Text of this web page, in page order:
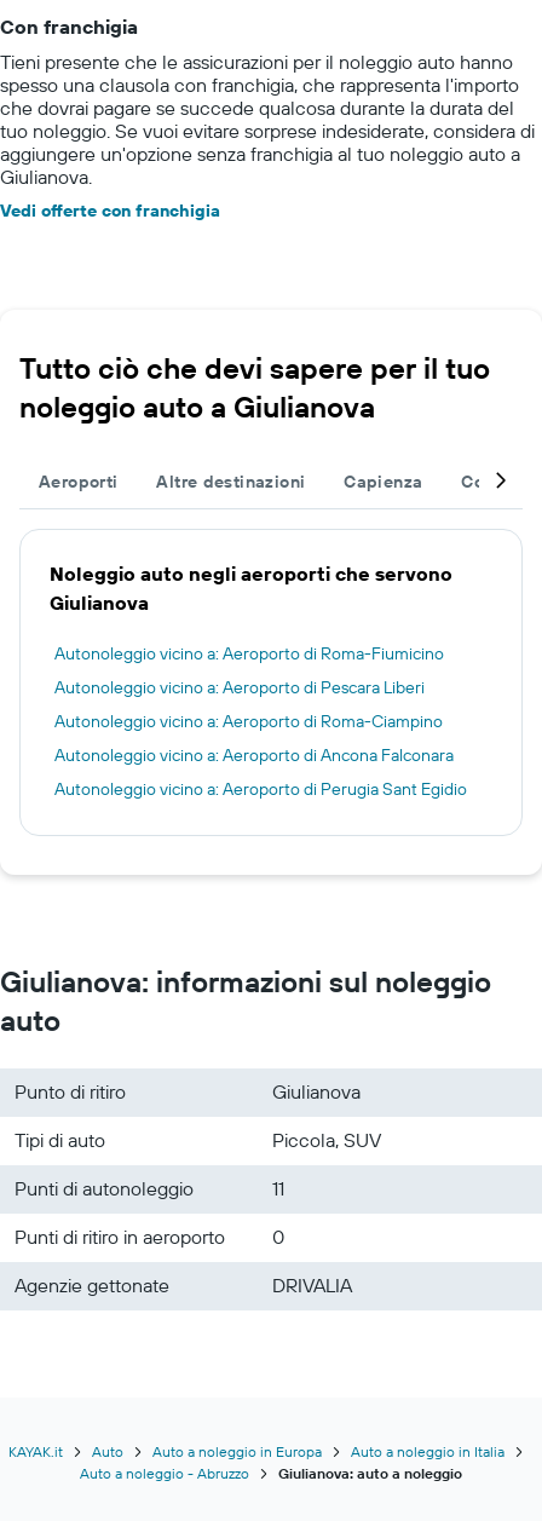
Con franchigia
Tieni presente che le assicurazioni per il noleggio auto hanno
spesso una clausola con franchigia, che rappresenta l'importo
che dovrai pagare se succede qualcosa durante la durata del
tuo noleggio. Se vuoi evitare sorprese indesiderate, considera di
aggiungere un'opzione senza franchigia al tuo noleggio auto a
Giulianova.
Vedi offerte con franchigia
Tutto ciò che devi sapere per il tuo
noleggio auto a Giulianova
Aeroporti Altre destinazioni Capienza
Noleggio auto negli aeroporti che servono
Giulianova
Autonoleggio vicino a: Aeroporto di Roma-Fiumicino
Autonoleggio vicino a: Aeroporto di Pescara Liberi
Autonoleggio vicino a: Aeroporto di Roma-Ciampino
Autonoleggio vicino a: Aeroporto di Ancona Falconara
Autonoleggio vicino a: Aeroporto di Perugia Sant Egidio
Giulianova: informazioni sul noleggio
auto
Punto di ritiro
Giulianova
Tipi di auto
Piccola, SUV
Punti di autonoleggio
11
Punti di ritiro in aeroporto
0
Agenzie gettonate
DRIVALIA
KAYAK.it Auto Auto a noleggio in Europa
Auto a noleggio in Italia
Auto a noleggio - Abruzzo
Giulianova: auto a noleggio